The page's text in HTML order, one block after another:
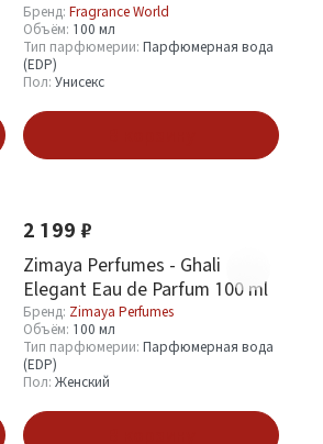
Бренд: Fragrance World
Объём: 100 мл
Тип парфюмерии: Парфюмерная вода
(EDP)
Пол: Унисекс
2 199 ₽
Zimaya Perfumes - Ghali
Elegant Eau de Parfum 100 ml
Бренд: Zimaya Perfumes
Объём: 100 мл
Тип парфюмерии: Парфюмерная вода
(EDP)
Пол: Женский